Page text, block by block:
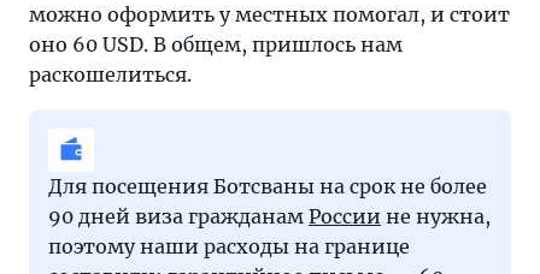
можно оформить у местных помогал, и стоит
оно 60 USD. В общем, пришлось нам
раскошелиться.
Для посещения Ботсваны на срок не более
90 дней виза гражданам России не нужна,
поэтому наши расходы на границе